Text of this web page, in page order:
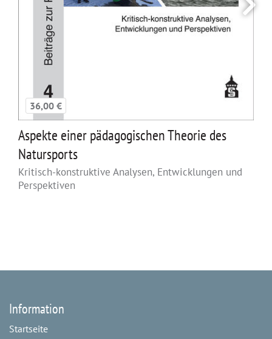
36,00 €
Aspekte einer pädagogischen Theorie des
Natursports
Kritisch-konstruktive Analysen, Entwicklungen und
Perspektiven
Information
Startseite